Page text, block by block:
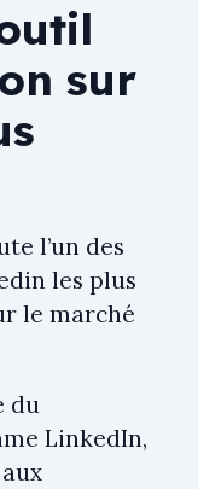
sur
l’un des
les plus
le marché
du
LinkedIn,